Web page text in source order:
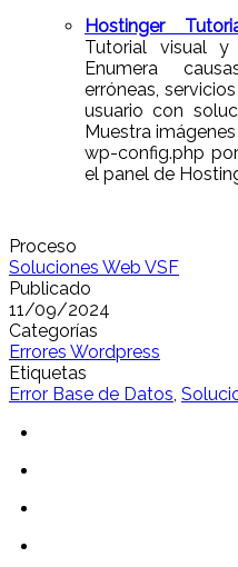
Hostinger
Tutorial visual y
Enumera
erróneas,
usuario con
Muestra
wp-config.php
el panel de
Proceso
Soluciones Web VSF
Publicado
11/09/2024
Categorías
Errores Wordpress
Etiquetas
Error Base de Datos